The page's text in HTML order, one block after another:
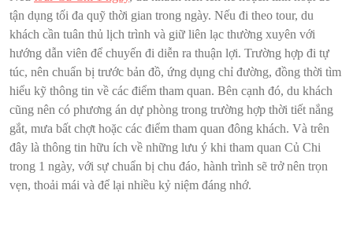
tận dụng tối đa quỹ thời gian trong ngày. Nếu đi theo tour, du
khách cần tuân thủ lịch trình và giữ liên lạc thường xuyên với
hướng dẫn viên để chuyến đi diễn ra thuận lợi. Trường hợp đi tự
túc, nên chuẩn bị trước bản đồ, ứng dụng chỉ đường, đồng thời tìm
hiểu kỹ thông tin về các điểm tham quan. Bên cạnh đó, du khách
cũng nên có phương án dự phòng trong trường hợp thời tiết nắng
gắt, mưa bất chợt hoặc các điểm tham quan đông khách. Và trên
đây là thông tin hữu ích về những lưu ý khi tham quan Củ Chi
trong 1 ngày, với sự chuẩn bị chu đáo, hành trình sẽ trở nên trọn
vẹn, thoải mái và để lại nhiều kỷ niệm đáng nhớ.